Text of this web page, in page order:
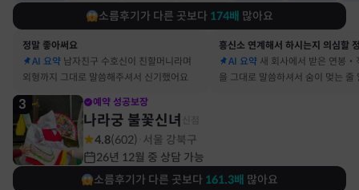
소름후기가 다른 곳보다 174배 많아요
정말 좋아써요
AI 요약 남자친구 수호신이 친할머니라며
외형까지 그대로 말씀해주셔서 신기했어요
AI 요약 새 회사에서 받은 연봉‧
을 그대로 말씀하셔서 숨이 멎는 줄
3 예약 성공보장
나라궁 불꽃신녀
4.8(602) 서울 강북구
26년 12월 중 상담 가능
소름후기가 다른 곳보다 161.3배 많아요